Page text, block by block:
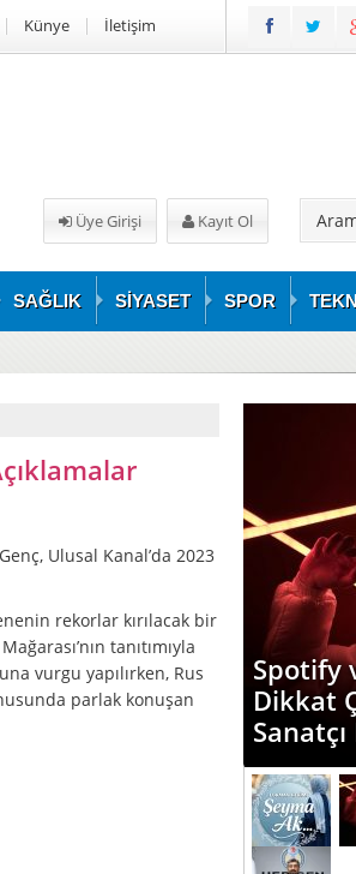
Künye İletişim
Üye Girişi Kayıt Ol
SAĞLIK SİYASET SPOR
Ulusal Kanal’da 2023
rekorlar kırılacak bir
tanıtımıyla
vurgu yapılırken, Rus
parlak konuşan
Spotify
Dikkat
Sanatçı